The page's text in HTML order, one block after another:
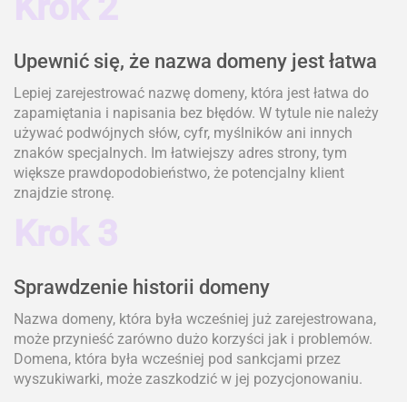
Upewnić się, że nazwa domeny jest łatwa
Lepiej zarejestrować nazwę domeny, która jest łatwa do
zapamiętania i napisania bez błędów. W tytule nie należy
używać podwójnych słów, cyfr, myślników ani innych
znaków specjalnych. Im łatwiejszy adres strony, tym
większe prawdopodobieństwo, że potencjalny klient
znajdzie stronę.
Krok 3
Sprawdzenie historii domeny
Nazwa domeny, która była wcześniej już zarejestrowana,
może przynieść zarówno dużo korzyści jak i problemów.
Domena, która była wcześniej pod sankcjami przez
wyszukiwarki, może zaszkodzić w jej pozycjonowaniu.